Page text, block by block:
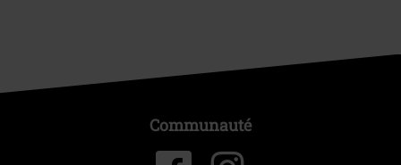
Communauté